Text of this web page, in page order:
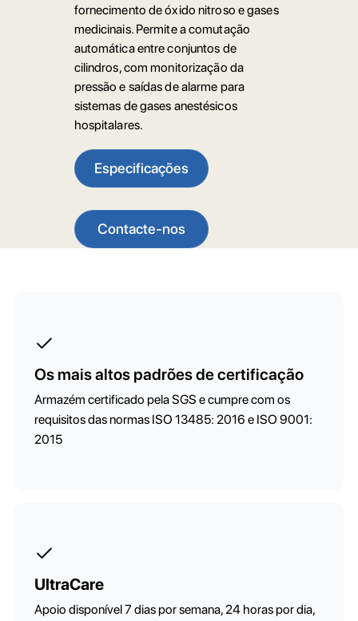
fornecimento de óxido nitroso e gases
medicinais. Permite a comutação
automática entre conjuntos de
cilindros, com monitorização da
pressão e saídas de alarme para
sistemas de gases anestésicos
hospitalares.
Especificações
Contacte-nos
Os mais altos padrões de certificação
Armazém certificado pela SGS e cumpre com os
requisitos das normas ISO 13485: 2016 e ISO 9001:
2015
UltraCare
Apoio disponível 7 dias por semana, 24 horas por dia,